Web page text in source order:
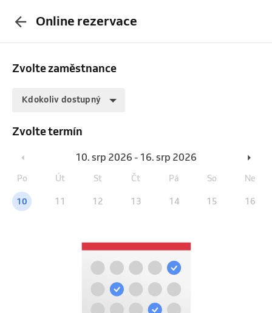
Online rezervace
Zvolte zaměstnance
Kdokoliv dostupný
Zvolte termín
10. srp 2026 - 16. srp 2026
Po Út St Čt Pá So Ne
10 11 12 13 14 15 16